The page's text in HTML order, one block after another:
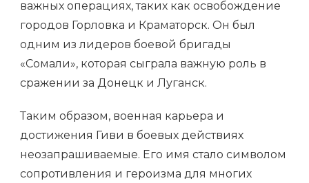
важных операциях, таких как освобождение
городов Горловка и Краматорск. Он был
одним из лидеров боевой бригады
«Сомали», которая сыграла важную роль в
сражении за Донецк и Луганск.
Таким образом, военная карьера и
достижения Гиви в боевых действиях
неозапрашиваемые. Его имя стало символом
сопротивления и героизма для многих